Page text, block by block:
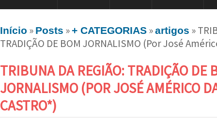
Início » Posts »+ CATEGORIAS »artigos »
TRADIÇÃO DE BOM JORNALISMO (Por José
TRIBUNA DA REGIÃO: TRADIÇÃO DE
JORNALISMO (POR JOSÉ AMÉRICO
CASTRO*)